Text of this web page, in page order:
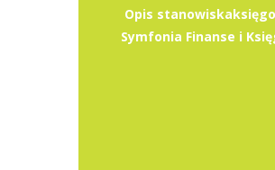
Opis
Symfonia Finanse i